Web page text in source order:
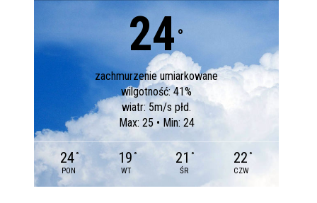
24 °
zachmurzenie umiarkowane
wilgotność: 41%
wiatr: 5m/s płd.
Max: 25 • Min: 24
24 °
PON
19 °
WT
21 °
ŚR
22 °
CZW